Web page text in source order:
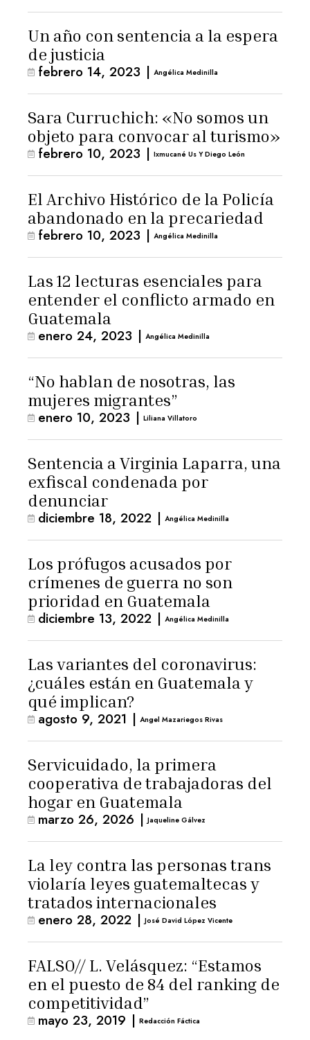
Un año con sentencia a la espera
de justicia
febrero 14, 2023 | Angélica Medinilla
Sara Curruchich: «No somos un
objeto para convocar al turismo»
febrero 10, 2023 | Ixmucané Us Y Diego León
El Archivo Histórico de la Policía
abandonado en la precariedad
febrero 10, 2023 | Angélica Medinilla
Las 12 lecturas esenciales para
entender el conflicto armado en
Guatemala
enero 24, 2023 | Angélica Medinilla
“No hablan de nosotras, las
mujeres migrantes”
enero 10, 2023 | Liliana Villatoro
Sentencia a Virginia Laparra, una
exfiscal condenada por
denunciar
diciembre 18, 2022 | Angélica Medinilla
Los prófugos acusados por
crímenes de guerra no son
prioridad en Guatemala
diciembre 13, 2022 | Angélica Medinilla
Las variantes del coronavirus:
¿cuáles están en Guatemala y
qué implican?
agosto 9, 2021 | Angel Mazariegos Rivas
Servicuidado, la primera
cooperativa de trabajadoras del
hogar en Guatemala
marzo 26, 2026 | Jaqueline Gálvez
La ley contra las personas trans
violaría leyes guatemaltecas y
tratados internacionales
enero 28, 2022 | José David López Vicente
FALSO// L. Velásquez: “Estamos
en el puesto de 84 del ranking de
competitividad”
mayo 23, 2019 | Redacción Fáctica